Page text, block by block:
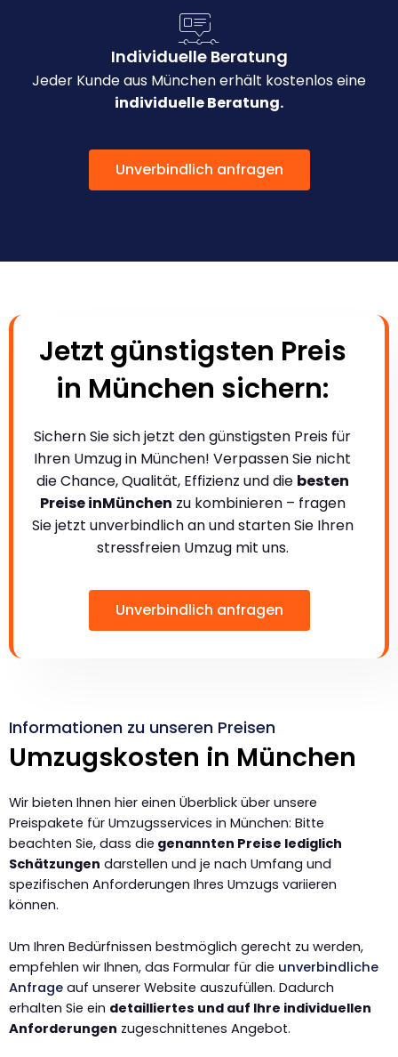
Individuelle Beratung
Jeder Kunde aus München erhält kostenlos eine
individuelle Beratung.
Unverbindlich anfragen
Jetzt günstigsten Preis
in München sichern:
Sichern Sie sich jetzt den günstigsten Preis für
Ihren Umzug in München! Verpassen Sie nicht
die Chance, Qualität, Effizienz und die besten
Preise inMünchen zu kombinieren – fragen
Sie jetzt unverbindlich an und starten Sie Ihren
stressfreien Umzug mit uns.
Unverbindlich anfragen
Informationen zu unseren Preisen
Umzugskosten in München
Wir bieten Ihnen hier einen Überblick über unsere
Preispakete für Umzugsservices in München: Bitte
beachten Sie, dass die genannten Preise lediglich
Schätzungen darstellen und je nach Umfang und
spezifischen Anforderungen Ihres Umzugs variieren
können.
Um Ihren Bedürfnissen bestmöglich gerecht zu werden,
empfehlen wir Ihnen, das Formular für die unverbindliche
Anfrage auf unserer Website auszufüllen. Dadurch
erhalten Sie ein detailliertes und auf Ihre individuellen
Anforderungen zugeschnittenes Angebot.